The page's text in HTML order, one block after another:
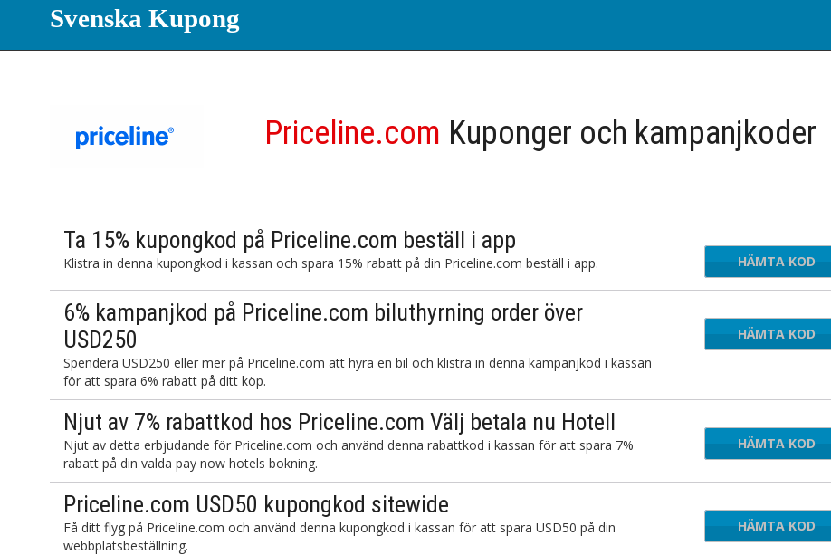
Svenska Kupong
Priceline.com Kuponger och kampanjkoder
Ta 15% kupongkod på Priceline.com beställ i app
Klistra in denna kupongkod i kassan och spara 15% rabatt på din Priceline.com beställ i app. uchoose
HÄMTA KOD
6% kampanjkod på Priceline.com biluthyrning order över
USD250
Spendera USD250 eller mer på Priceline.com att hyra en bil och klistra in denna kampanjkod i kassan
för att spara 6% rabatt på ditt köp.
CR23AUG
HÄMTA KOD
Njut av 7% rabattkod hos Priceline.com Välj betala nu Hotell
Njut av detta erbjudande för Priceline.com och använd denna rabattkod i kassan för att spara 7%
rabatt på din valda pay now hotels bokning.
TL23AUG
HÄMTA KOD
Priceline.com USD50 kupongkod sitewide
Få ditt flyg på Priceline.com och använd denna kupongkod i kassan för att spara USD50 på din
webbplatsbeställning.
ELYSE
HÄMTA KOD